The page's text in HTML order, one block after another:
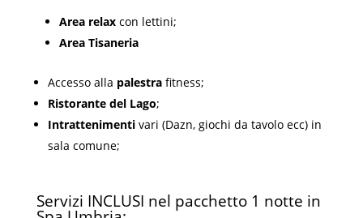
Area relaxcon lettini;
Area Tisaneria
Accesso alla palestrafitness;
Ristorante del Lago;
Intrattenimentivari (Dazn, giochi da tavolo ecc) in
sala comune;
Servizi INCLUSI nel pacchetto 1 notte in